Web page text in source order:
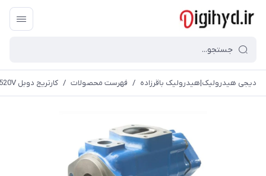
دیجی هیدرولیک|هیدرولیک باقرزاده / فهرست محصولات / کارتریج دوبل 3520V|هزار خار و تک خار